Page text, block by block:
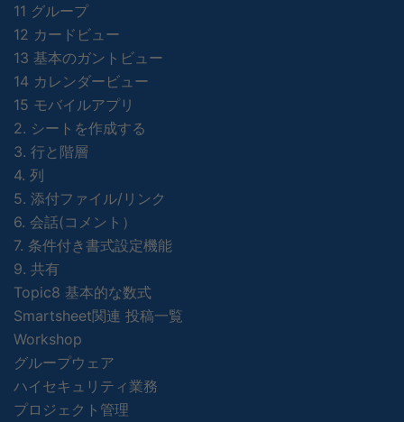
11 グループ
12 カードビュー
13 基本のガントビュー
14 カレンダービュー
15 モバイルアプリ
2. シートを作成する
3. 行と階層
4. 列
5. 添付ファイル/リンク
6. 会話(コメント）
7. 条件付き書式設定機能
9. 共有
Topic8 基本的な数式
Smartsheet関連 投稿一覧
Workshop
グループウェア
ハイセキュリティ業務
プロジェクト管理